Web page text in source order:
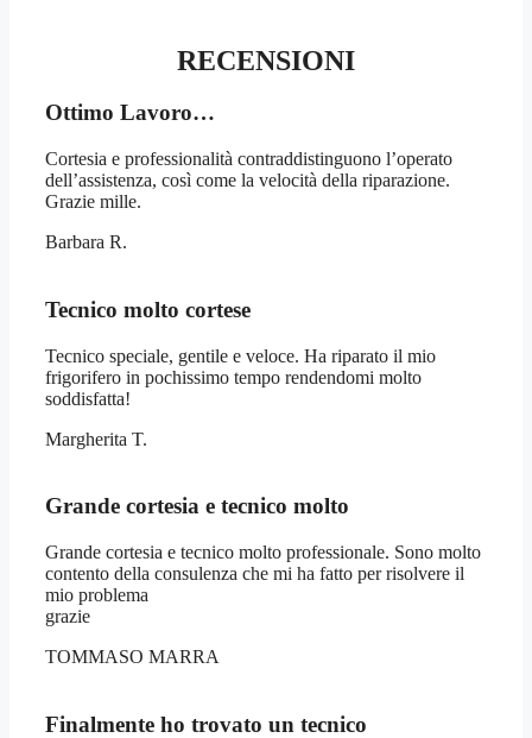
RECENSIONI
Ottimo Lavoro…
Cortesia e professionalità contraddistinguono l’operato
dell’assistenza, così come la velocità della riparazione.
Grazie mille.
Barbara R.
Tecnico molto cortese
Tecnico speciale, gentile e veloce. Ha riparato il mio
frigorifero in pochissimo tempo rendendomi molto
soddisfatta!
Margherita T.
Grande cortesia e tecnico molto
Grande cortesia e tecnico molto professionale. Sono molto
contento della consulenza che mi ha fatto per risolvere il
mio problema
grazie
TOMMASO MARRA
Finalmente ho trovato un tecnico